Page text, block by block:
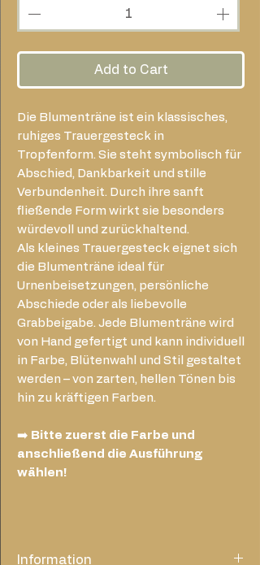
Add to Cart
Die Blumenträne ist ein klassisches,
ruhiges Trauergesteck in
Tropfenform. Sie steht symbolisch für
Abschied, Dankbarkeit und stille
Verbundenheit. Durch ihre sanft
fließende Form wirkt sie besonders
würdevoll und zurückhaltend.
Als kleines Trauergesteck eignet sich
die Blumenträne ideal für
Urnenbeisetzungen, persönliche
Abschiede oder als liebevolle
Grabbeigabe. Jede Blumenträne wird
von Hand gefertigt und kann individuell
in Farbe, Blütenwahl und Stil gestaltet
werden – von zarten, hellen Tönen bis
hin zu kräftigen Farben.
➡️ Bitte zuerst die Farbe und
anschließend die Ausführung
wählen!
Information